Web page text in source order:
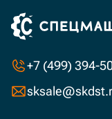
+7 (499) 394-